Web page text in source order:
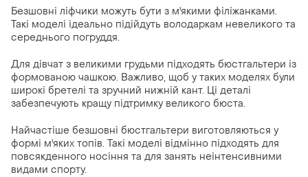
Безшовні ліфчики можуть бути з м'якими філіжанками.
Такі моделі ідеально підійдуть володаркам невеликого та
середнього погруддя.
Для дівчат з великими грудьми підходять бюстгальтери із
формованою чашкою. Важливо, щоб у таких моделях були
широкі бретелі та зручний нижній кант. Ці деталі
забезпечують кращу підтримку великого бюста.
Найчастіше безшовні бюстгальтери виготовляються у
формі м'яких топів. Такі моделі відмінно підходять для
повсякденного носіння та для занять неінтенсивними
видами спорту.